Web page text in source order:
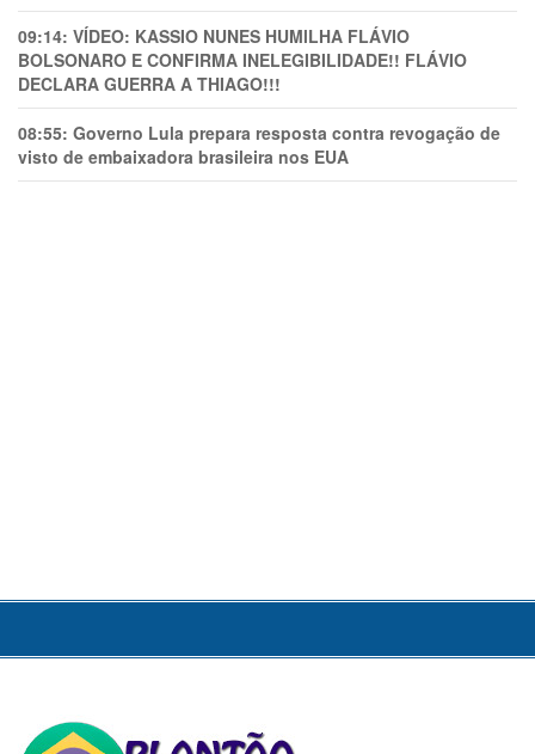
09:14: VÍDEO: KASSIO NUNES HUMlLHA FLÁVIO
BOLSONARO E CONFIRMA INELEGIBILIDADE!! FLÁVIO
DECLARA GUERRA A THIAGO!!!
08:55: Governo Lula prepara resposta contra revogação de
visto de embaixadora brasileira nos EUA